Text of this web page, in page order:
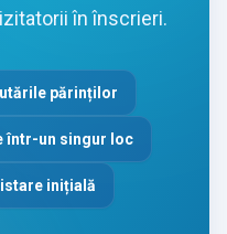
în înscrieri.
părinților
într-un singur loc
inițială